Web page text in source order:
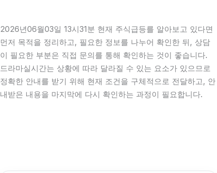
2026년06월03일 13시31분 현재 주식급등를 알아보고 있다면
먼저 목적을 정리하고, 필요한 정보를 나누어 확인한 뒤, 상담
이 필요한 부분은 직접 문의를 통해 확인하는 것이 좋습니다.
드라마실시간는 상황에 따라 달라질 수 있는 요소가 있으므로
정확한 안내를 받기 위해 현재 조건을 구체적으로 전달하고, 안
내받은 내용을 마지막에 다시 확인하는 과정이 필요합니다.